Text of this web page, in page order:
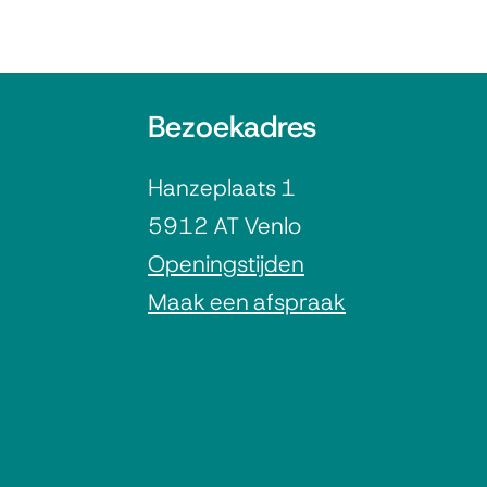
Bezoekadres
Hanzeplaats 1
5912 AT Venlo
Openingstijden
Maak een afspraak